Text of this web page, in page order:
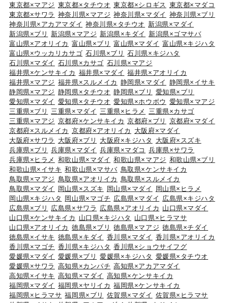
東京都×マアジ 東京都×タチウオ 東京都×シロギス 東京都×マダコ
東京都×サワラ 神奈川県×マアジ 神奈川県×マダイ 神奈川県×ブリ
神奈川県×アカアマダイ 神奈川県×タチウオ 新潟県×マダイ
新潟県×ブリ
新潟県×マアジ 新潟県×キダイ
新潟県×ゴマサバ
富山県×アオリイカ 富山県×ブリ 富山県×マダイ 富山県×キジハタ
富山県×ウッカリカサゴ 石川県×ブリ
石川県×キジハタ
石川県×マダイ 石川県×カサゴ 石川県×マアジ
福井県×ケンサキイカ 福井県×マダイ 福井県×アオリイカ
福井県×マアジ 福井県×スルメイカ 静岡県×マダイ 静岡県×イサキ
静岡県×マアジ 静岡県×タチウオ 静岡県×ブリ
愛知県×ブリ
愛知県×マダイ 愛知県×タチウオ 愛知県×ホウボウ 愛知県×マアジ
三重県×ブリ
三重県×マダイ 三重県×ヒラメ
三重県×カサゴ
三重県×マアジ 京都府×ケンサキイカ 京都府×ブリ
京都府×マダイ
京都府×スルメイカ 京都府×アオリイカ
大阪府×マダイ
大阪府×サワラ
大阪府×ブリ 大阪府×キジハタ
大阪府×スズキ
兵庫県×ブリ
兵庫県×マダイ 兵庫県×マダコ
兵庫県×サワラ
兵庫県×ヒラメ 和歌山県×マダイ 和歌山県×マアジ 和歌山県×ブリ
和歌山県×イサキ 和歌山県×マサバ 鳥取県×ケンサキイカ
鳥取県×マアジ 鳥取県×アオリイカ 鳥取県×スルメイカ
鳥取県×マダイ
岡山県×スズキ 岡山県×マダイ
岡山県×ヒラメ
岡山県×キジハタ
岡山県×マゴチ 広島県×マダイ 広島県×キジハタ
広島県×ブリ
広島県×サワラ 広島県×アオリイカ 山口県×マダイ
山口県×ケンサキイカ
山口県×キジハタ
山口県×ヒラマサ
山口県×アオリイカ 徳島県×ブリ 徳島県×マアジ 徳島県×チダイ
徳島県×イサキ 徳島県×キダイ 香川県×マダイ 香川県×アオリイカ
香川県×マゴチ 香川県×キジハタ 香川県×ショウサイフグ
愛媛県×マダイ 愛媛県×ブリ 愛媛県×キジハタ 愛媛県×タチウオ
愛媛県×サワラ 高知県×カンパチ 高知県×アカアマダイ
高知県×イサキ 高知県×マダイ 高知県×ケンサキイカ
福岡県×マダイ 福岡県×ヤリイカ 福岡県×ケンサキイカ
福岡県×ヒラマサ 福岡県×ブリ 佐賀県×マダイ 佐賀県×ヒラマサ